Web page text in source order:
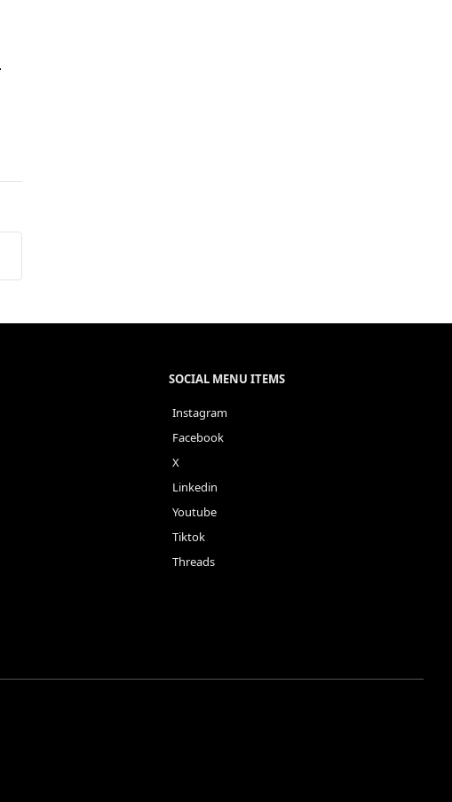
SOCIAL MENU ITEMS
Instagram
Facebook
X
Linkedin
Youtube
Tiktok
Threads